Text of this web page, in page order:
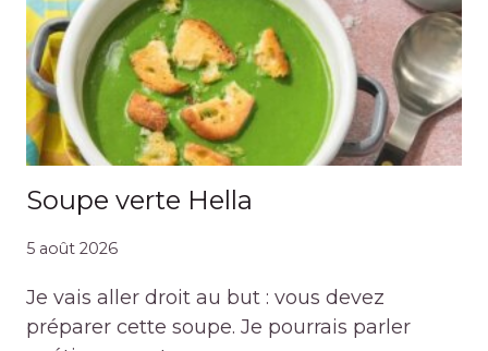
Soupe verte Hella
5 août 2026
Je vais aller droit au but : vous devez
préparer cette soupe. Je pourrais parler